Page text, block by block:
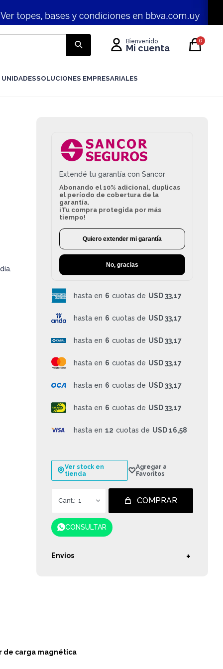
SOLUCIONES EMPRESARIALES
0
Extendé tu garantía con Sancor
Abonando el 10% adicional, duplicas
el período de cobertura de la
garantía.
¡Tu compra protegida por más
tiempo!
Quiero extender mi garantía
No, gracias
hasta en 6 cuotas de USD 33,17
hasta en 6 cuotas de USD 33,17
hasta en 6 cuotas de USD 33,17
hasta en 6 cuotas de USD 33,17
hasta en 6 cuotas de USD 33,17
hasta en 6 cuotas de USD 33,17
hasta en 12 cuotas de USD 16,58
Ver stock en
tienda
1 COMPRAR
CONSULTAR
Envíos
de carga magnética